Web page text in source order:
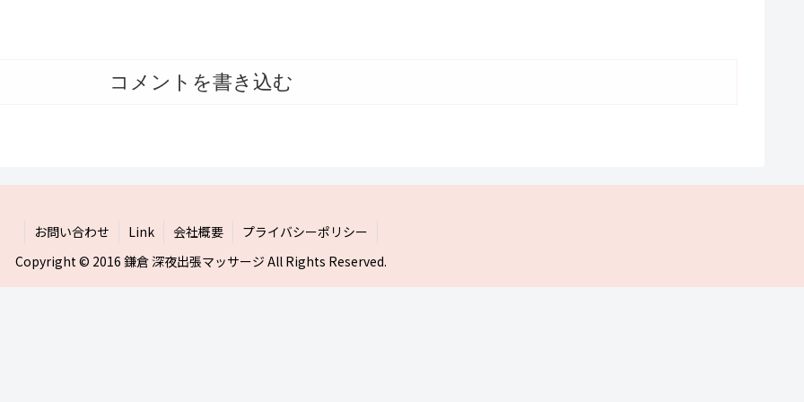
コメントを書き込む
お問い合わせ Link 会社概要
プライバシーポリシー
Copyright © 2016 鎌倉 深夜出張マッサージ All Rights Reserved.